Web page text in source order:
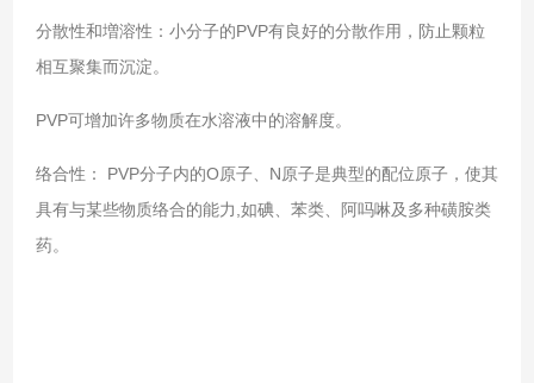
分散性和増溶性：小分子的PVP有良好的分散作用，防止颗粒
相互聚集而沉淀。
PVP可增加许多物质在水溶液中的溶解度。
络合性： PVP分子内的O原子、N原子是典型的配位原子，使其
具有与某些物质络合的能力,如碘、苯类、阿吗啉及多种磺胺类
药。